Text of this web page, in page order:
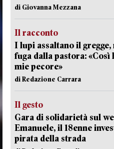
di Giovanna Mezzana
Il racconto
I lupi assaltano il gregge,
fuga dalla pastora: «Così
mie pecore»
di Redazione Carrara
Il gesto
Gara di solidarietà sul
Emanuele, il 18enne
pirata della strada